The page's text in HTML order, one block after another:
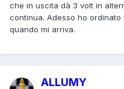
che in uscita dà 3 volt in
continua. Adesso ho
quando mi arriva.
ALLUMY